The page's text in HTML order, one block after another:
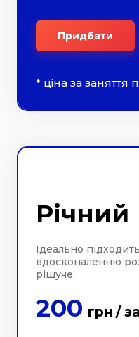
Придбати
* ціна за заняття
Річний
Ідеально
вдосконаленню
рішуче.
200 грн /